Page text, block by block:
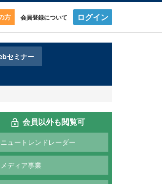
方 会員登録について ログイン
セミナー
会員以外も閲覧可
ニュートレンドレーダー
メディア事業